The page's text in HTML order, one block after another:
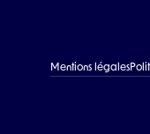
Mentions légales